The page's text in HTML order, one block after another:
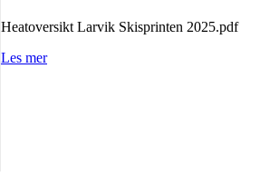
Heatoversikt Larvik Skisprinten 2025.pdf
Les mer